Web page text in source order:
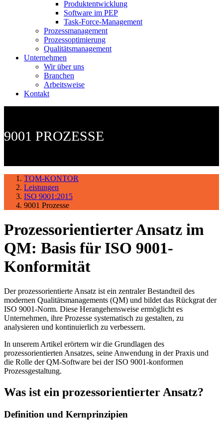
Produktentwicklung
Software im PEP
Task-Force-Management
Prozessmanagement
Prozessoptimierung
Qualitätsmanagement
Unternehmen
Wir über uns
Branchen
Arbeitsweise
Kontakt
9001 PROZESSE
TQM-KONTOR
Leistungen
ISO 9001:2015
9001 Prozesse
Prozessorientierter Ansatz im
QM: Basis für ISO 9001-
Konformität
Der prozessorientierte Ansatz ist ein zentraler Bestandteil des
modernen Qualitätsmanagements (QM) und bildet das Rückgrat der
ISO 9001-Norm. Diese Herangehensweise ermöglicht es
Unternehmen, ihre Prozesse systematisch zu gestalten, zu
analysieren und kontinuierlich zu verbessern.
In unserem Artikel erörtern wir die Grundlagen des
prozessorientierten Ansatzes, seine Anwendung in der Praxis und
die Rolle der QM-Software bei der ISO 9001-konformen
Prozessgestaltung.
Was ist ein prozessorientierter Ansatz?
Definition und Kernprinzipien